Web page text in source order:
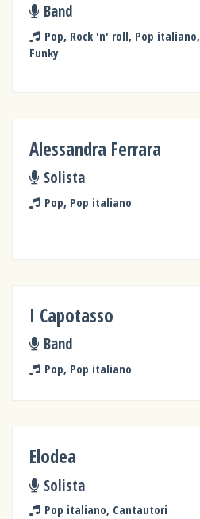
Band
Pop, Rock 'n' roll, Pop italiano,
Funky
Alessandra Ferrara
Solista
Pop, Pop italiano
I Capotasso
Band
Pop, Pop italiano
Elodea
Solista
Pop italiano, Cantautori